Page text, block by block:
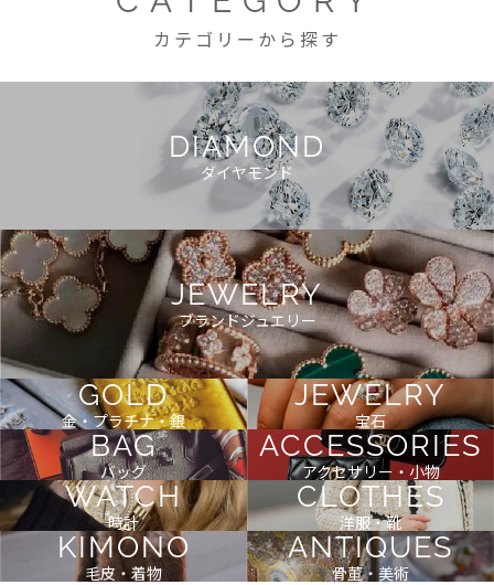
カテゴリーから探す
DIAMOND
ダイヤモンド
JEWELRY
ブランドジュエリー
GOLD
金・プラチナ・銀
JEWELRY
宝石
BAG
バッグ
ACCESSORIES
アクセサリー・小物
WATCH
時計
CLOTHES
洋服・靴
KIMONO
毛皮・着物
ANTIQUES
骨董・美術